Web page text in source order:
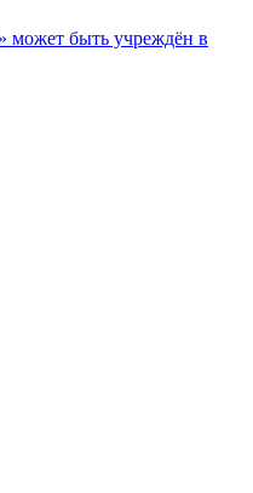
может быть учреждён в